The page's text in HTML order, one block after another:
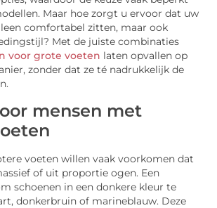
Maar hoe zorgt u ervoor dat uw
comfortabel zitten, maar ook
Met de juiste combinaties
voor grote voeten laten opvallen op
zonder dat ze té nadrukkelijk de
mensen met
voeten willen vaak voorkomen dat
of uit proportie ogen. Een
schoenen in een donkere kleur te
donkerbruin of marineblauw. Deze